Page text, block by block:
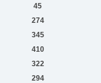
45
274
345
410
322
294